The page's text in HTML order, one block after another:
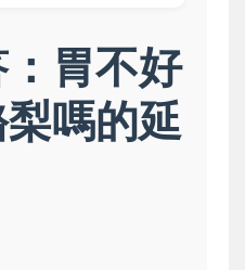
胃不好
嗎的延